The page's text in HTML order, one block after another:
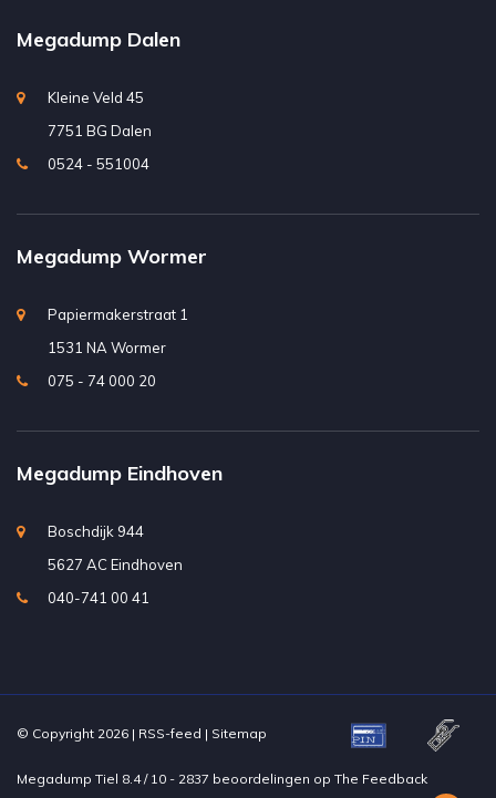
Megadump Dalen
Kleine Veld 45
7751 BG Dalen
0524 - 551004
Megadump Wormer
Papiermakerstraat 1
1531 NA Wormer
075 - 74 000 20
Megadump Eindhoven
Boschdijk 944
5627 AC Eindhoven
040-741 00 41
© Copyright 2026 | RSS-feed | Sitemap
Megadump Tiel 8.4/ 10 - 2837 beoordelingen op The Feedback